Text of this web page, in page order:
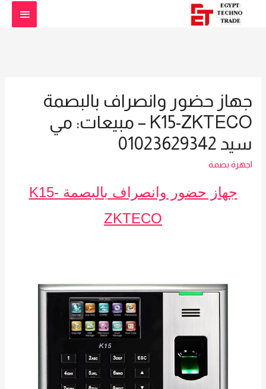
جهاز حضور وانصراف بالبصمة
K15-ZKTECO – مبيعات: مي
سيد 01023629342
اجهزة بصمة
جهاز حضور وانصراف بالبصمة K15-
ZKTECO